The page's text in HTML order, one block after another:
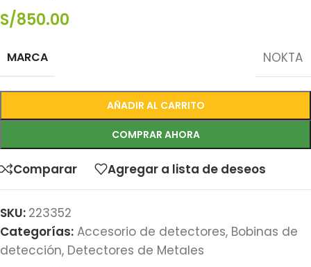
S/850.00
MARCA NOKTA
AÑADIR AL CARRITO
COMPRAR AHORA
Comparar Agregar a lista de deseos
SKU: 223352
Categorías: Accesorio de detectores, Bobinas de
detección, Detectores de Metales